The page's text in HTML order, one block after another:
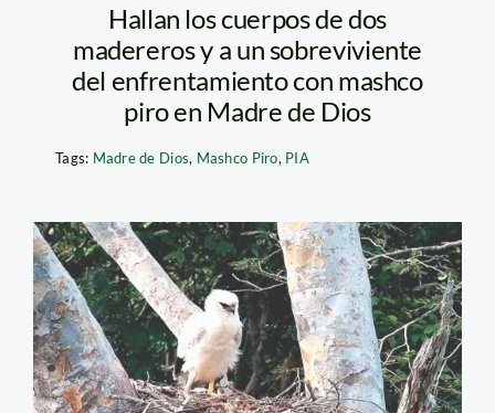
Hallan los cuerpos de dos
madereros y a un sobreviviente
del enfrentamiento con mashco
piro en Madre de Dios
Tags: Madre de Dios, Mashco Piro, PIA
aguila-crestada—
camara-en-vivo-
rainforest-expedition